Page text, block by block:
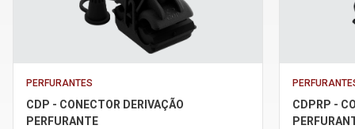
PERFURANTES
CDP - CONECTOR DERIVAÇÃO
PERFURANTE
CDPRP -